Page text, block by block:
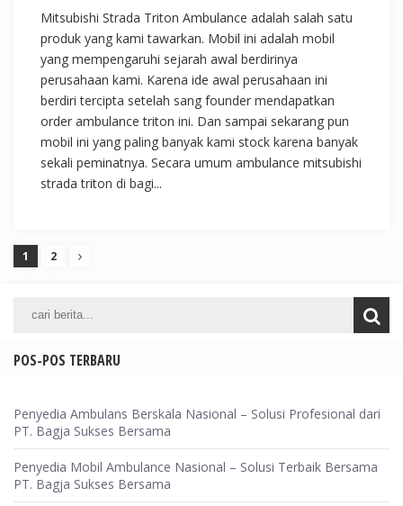
Mitsubishi Strada Triton Ambulance adalah salah satu
produk yang kami tawarkan. Mobil ini adalah mobil
yang mempengaruhi sejarah awal berdirinya
perusahaan kami. Karena ide awal perusahaan ini
berdiri tercipta setelah sang founder mendapatkan
order ambulance triton ini. Dan sampai sekarang pun
mobil ini yang paling banyak kami stock karena banyak
sekali peminatnya. Secara umum ambulance mitsubishi
strada triton di bagi...
1 2
POS-POS TERBARU
Penyedia Ambulans Berskala Nasional – Solusi Profesional dari
PT. Bagja Sukses Bersama
Penyedia Mobil Ambulance Nasional – Solusi Terbaik Bersama
PT. Bagja Sukses Bersama